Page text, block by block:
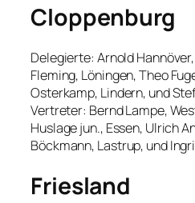
Cloppenburg
Delegierte: Arnold
Fleming, Löningen, Theo
Osterkamp, Lindern, und
Vertreter: Bernd Lampe,
Huslage jun., Essen, Ulrich
Böckmann, Lastrup, und
Friesland